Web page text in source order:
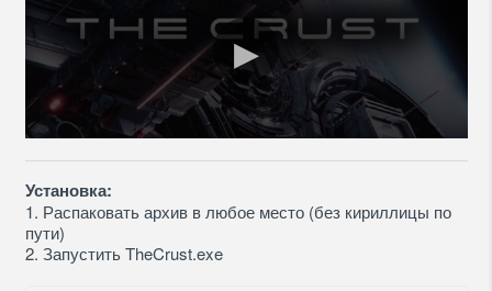
Установка:
1. Распаковать архив в любое место (без кириллицы по
пути)
2. Запустить TheCrust.exe